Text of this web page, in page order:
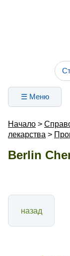
☰ Меню
Начало >
лекарства >
Berlin
назад